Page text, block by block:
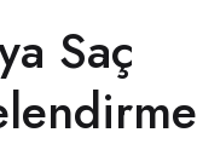
Saç